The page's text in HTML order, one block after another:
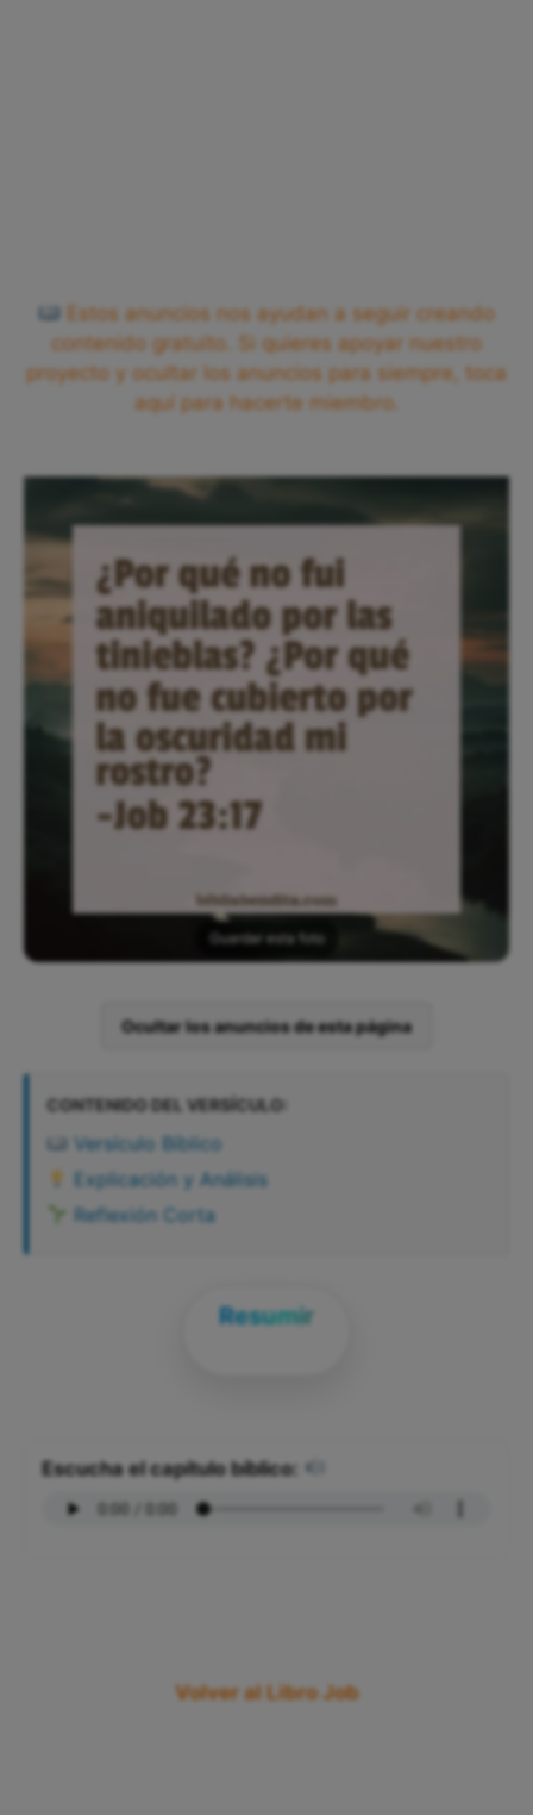
Estos anuncios nos ayudan a seguir creando
contenido gratuito. Si quieres apoyar nuestro
proyecto y ocultar los anuncios para siempre, toca
aquí para hacerte miembro.
Guardar esta foto
Ocultar los anuncios de esta página
CONTENIDO DEL VERSÍCULO:
Versículo Bíblico
Explicación y Análisis
Reflexión Corta
Resumir
Escucha el capítulo bíblico:
Volver al Libro Job